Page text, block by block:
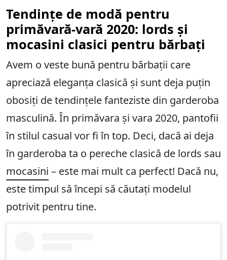
Tendințe de modă pentru
primăvară-vară 2020: lords și
mocasini clasici pentru bărbați
Avem o veste bună pentru bărbații care
apreciază eleganța clasică și sunt deja puțin
obosiți de tendințele fanteziste din garderoba
masculină. În primăvara și vara 2020, pantofii
în stilul casual vor fi în top. Deci, dacă ai deja
în garderoba ta o pereche clasică de lords sau
mocasini – este mai mult ca perfect! Dacă nu,
este timpul să începi să căutați modelul
potrivit pentru tine.